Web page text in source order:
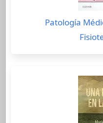
Patología